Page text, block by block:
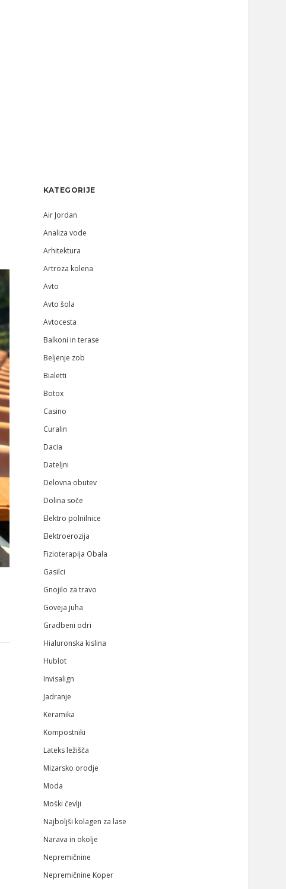
KATEGORIJE
Air Jordan
Analiza vode
Arhitektura
Artroza kolena
Avto
Avto šola
Avtocesta
Balkoni in terase
Beljenje zob
Bialetti
Botox
Casino
Curalin
Dacia
Dateljni
Delovna obutev
Dolina soče
Elektro polnilnice
Elektroerozija
Fizioterapija Obala
Gasilci
Gnojilo za travo
Goveja juha
Gradbeni odri
Hialuronska kislina
Hublot
Invisalign
Jadranje
Keramika
Kompostniki
Lateks ležišča
Mizarsko orodje
Moda
Moški čevlji
Najboljši kolagen za lase
Narava in okolje
Nepremičnine
Nepremičnine Koper